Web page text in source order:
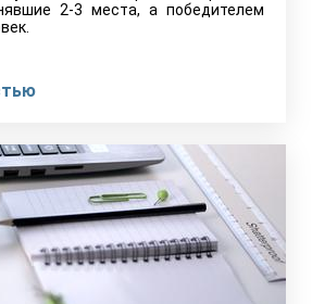
2-3 места, а победителем